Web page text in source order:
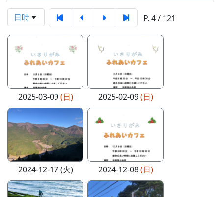
日時 P. 4 / 121
2025-03-09(日) 2025-02-09(日)
2024-12-17 (火) 2024-12-08(日)